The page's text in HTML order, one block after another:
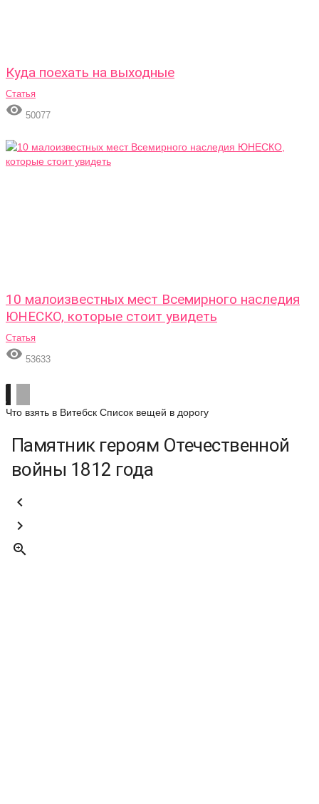
Куда поехать на выходные
Статья
 50077
10 малоизвестных мест Всемирного наследия
ЮНЕСКО, которые стоит увидеть
Статья
 53633
Что взять в Витебск Список вещей в дорогу
Памятник героям Отечественной
войны 1812 года


